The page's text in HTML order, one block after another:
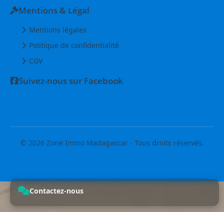
Mentions & Légal
Mentions légales
Politique de confidentialité
CGV
Suivez-nous sur Facebook
© 2026 Zone Immo Madagascar - Tous droits réservés.
Contactez-nous